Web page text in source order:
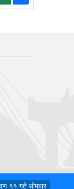
११ गते सोमबार